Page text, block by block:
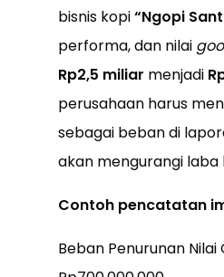
bisnis kopi“Ngopi
performa, dan nilai
Rp2,5 miliar menjadi
perusahaan harus
sebagai beban di
akan mengurangi laba
Contoh pencatatan
Beban Penurunan